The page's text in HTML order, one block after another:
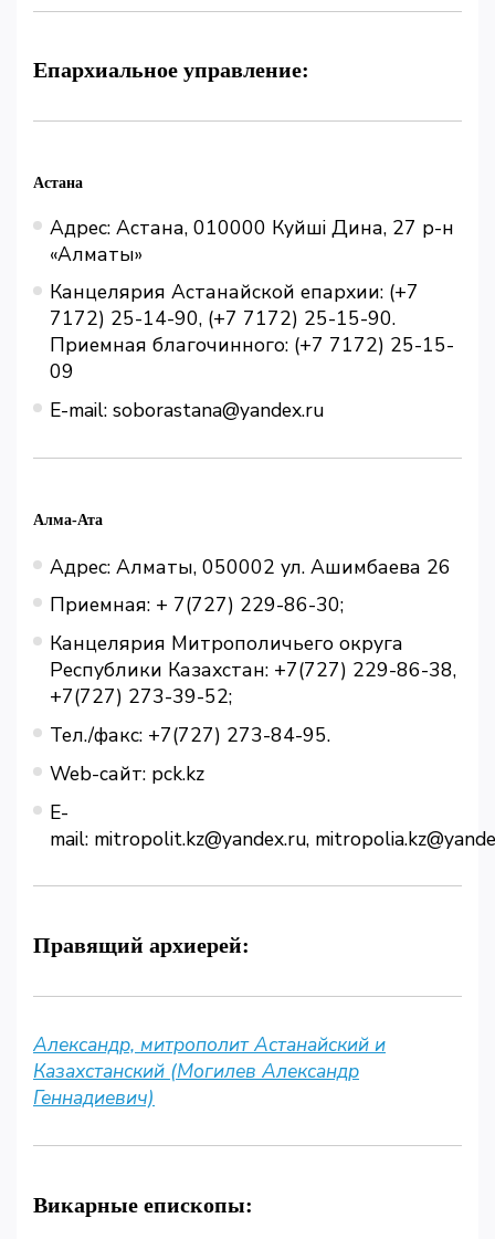
Епархиальное управление:
Астана
Адрес: Астана, 010000 Куйшi Дина, 27 р-н
«Алматы»
Канцелярия Астанайской епархии: (+7
7172) 25-14-90, (+7 7172) 25-15-90.
Приемная благочинного: (+7 7172) 25-15-
09
E-mail: soborastana@yandex.ru
Алма-Ата
Адрес: Алматы, 050002 ул. Ашимбаева 26
Приемная: + 7(727) 229-86-30;
Канцелярия Митрополичьего округа
Республики Казахстан: +7(727) 229-86-38,
+7(727) 273-39-52;
Тел./факс: +7(727) 273-84-95.
Web-сайт: pck.kz
E-
mail: mitropolit.kz@yandex.ru,
Правящий архиерей:
Александр, митрополит Астанайский и
Казахстанский (Могилев Александр
Геннадиевич)
Викарные епископы: